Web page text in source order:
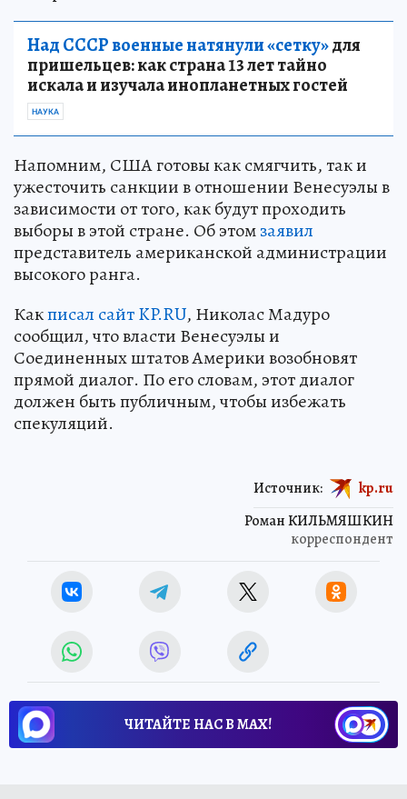
Над СССР военные натянули «сетку»для
пришельцев: как страна 13 лет тайно
искала и изучала инопланетных гостей
НАУКА
Напомним, США готовы как смягчить, так и
ужесточить санкции в отношении Венесуэлы в
зависимости от того, как будут проходить
выборы в этой стране. Об этомзаявил
представитель американской администрации
высокого ранга.
Какписал сайт KP.RU, Николас Мадуро
сообщил, что власти Венесуэлы и
Соединенных штатов Америки возобновят
прямой диалог. По его словам, этот диалог
должен быть публичным, чтобы избежать
спекуляций.
Роман КИЛЬМЯШКИН
корреспондент
Источник: kp.ru
ЧИТАЙТЕ НАС В МАХ!